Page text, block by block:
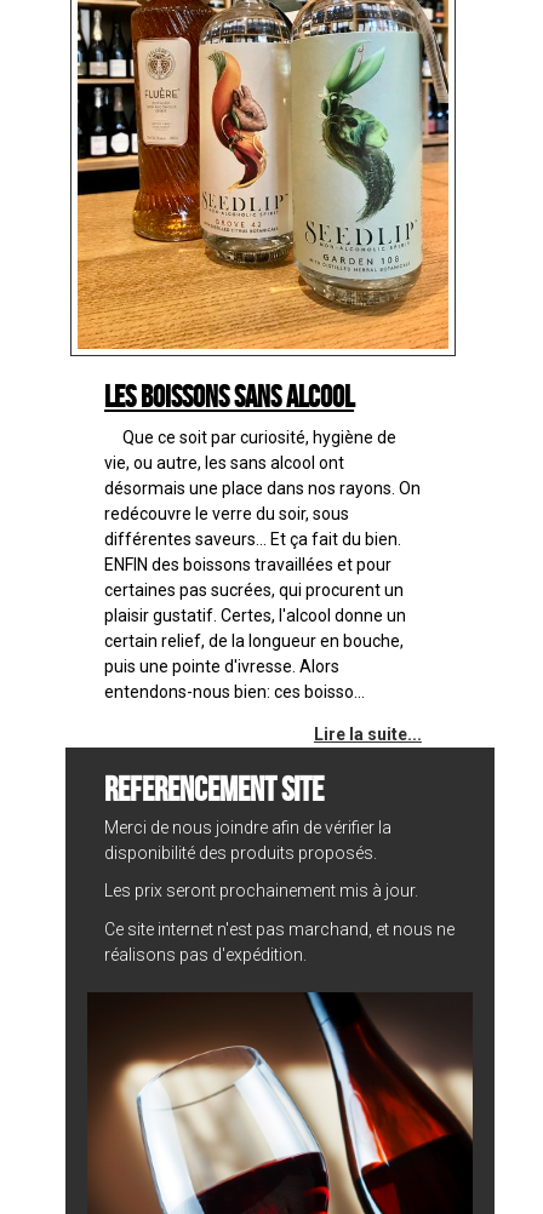
Les boissons sans alcool
Que ce soit par curiosité, hygiène de
vie, ou autre, les sans alcool ont
désormais une place dans nos rayons. On
redécouvre le verre du soir, sous
différentes saveurs... Et ça fait du bien.
ENFIN des boissons travaillées et pour
certaines pas sucrées, qui procurent un
plaisir gustatif. Certes, l'alcool donne un
certain relief, de la longueur en bouche,
puis une pointe d'ivresse. Alors
entendons-nous bien: ces boisso...
Lire la suite...
REFERENCEMENT SITE
Merci de nous joindre afin de vérifier la
disponibilité des produits proposés.
Les prix seront prochainement mis à jour.
Ce site internet n'est pas marchand, et nous ne
réalisons pas d'expédition.